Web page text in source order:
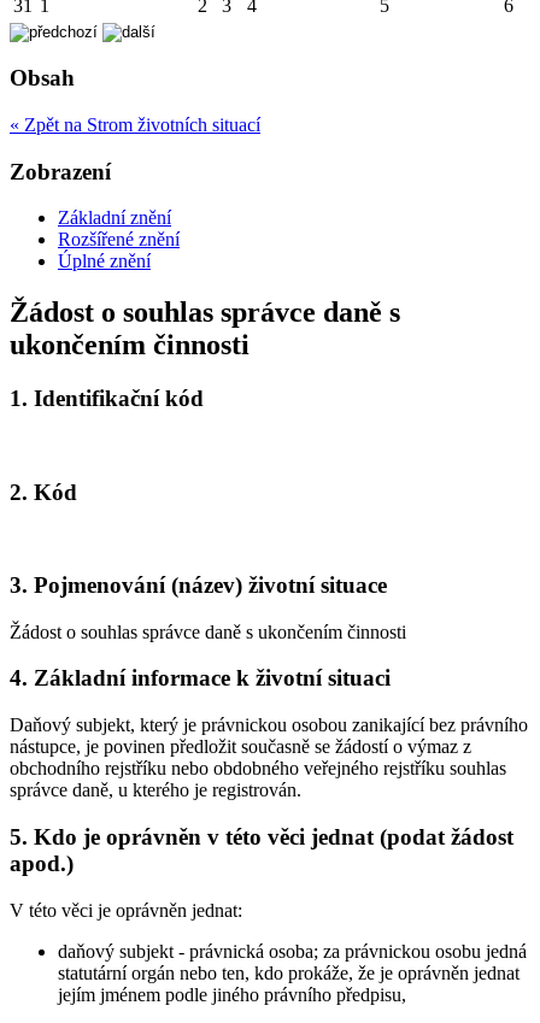
31 1 2 3 4 5 6
Obsah
« Zpět na Strom životních situací
Zobrazení
Základní znění
Rozšířené znění
Úplné znění
Žádost o souhlas správce daně s
ukončením činnosti
1. Identifikační kód
2. Kód
3. Pojmenování (název) životní situace
Žádost o souhlas správce daně s ukončením činnosti
4. Základní informace k životní situaci
Daňový subjekt, který je právnickou osobou zanikající bez právního
nástupce, je povinen předložit současně se žádostí o výmaz z
obchodního rejstříku nebo obdobného veřejného rejstříku souhlas
správce daně, u kterého je registrován.
5. Kdo je oprávněn v této věci jednat (podat žádost
apod.)
V této věci je oprávněn jednat:
daňový subjekt - právnická osoba; za právnickou osobu jedná
statutární orgán nebo ten, kdo prokáže, že je oprávněn jednat
jejím jménem podle jiného právního předpisu,